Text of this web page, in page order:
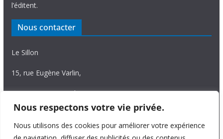
Nous respectons votre vie privée.
Nous utilisons des cookies pour améliorer votre expérience
l’éditent.
Nous contacter
Le Sillon
15, rue Eugène Varlin,
87036 Limoges Cedex.
Tél. 05 55 06 14 15
Nous écrire